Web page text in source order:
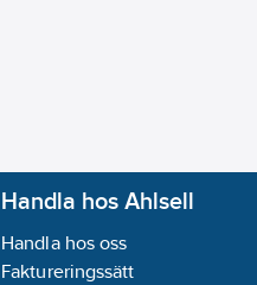
Handla hos Ahlsell
Handla hos oss
Faktureringssätt